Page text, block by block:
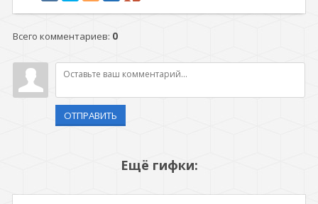
Всего комментариев: 0
ОТПРАВИТЬ
Ещё гифки: